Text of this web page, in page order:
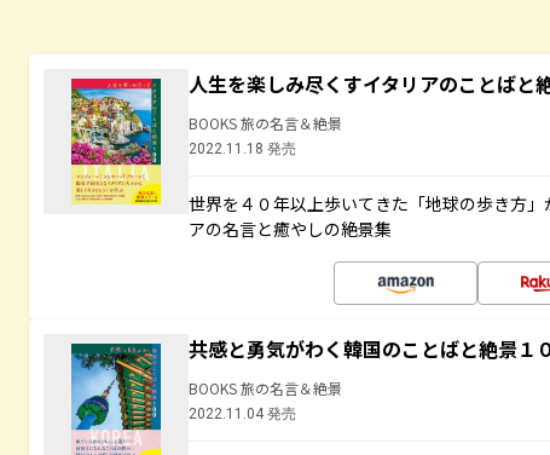
人生を楽しみ尽くすイタリアのことばと
BOOKS 旅の名言＆絶景
2022.11.18 発売
世界を４０年以上歩いてきた「地球の歩き方
アの名言と癒やしの絶景集
共感と勇気がわく韓国のことばと絶景１
BOOKS 旅の名言＆絶景
2022.11.04 発売